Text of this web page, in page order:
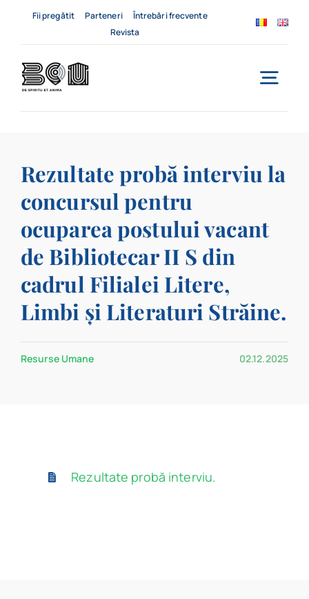
Fii pregătit Parteneri
Întrebări frecvente
Revista
Servicii
Evenimente
Contact
Rezultate probă interviu la
concursul pentru
ocuparea postului vacant
de Bibliotecar II S din
cadrul Filialei Litere,
Limbi și Literaturi Străine.
Resurse Umane 02.12.2025
Rezultate probă interviu.